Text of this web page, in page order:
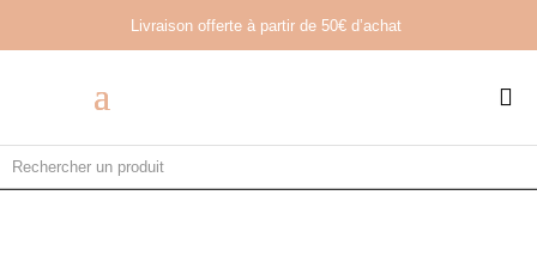
Livraison offerte à partir de 50€ d’achat
